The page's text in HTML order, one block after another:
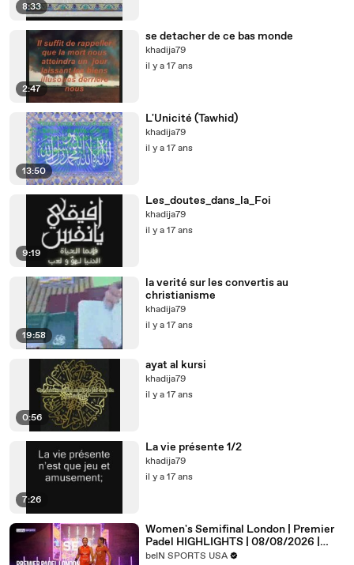
8:33
2:47
se detacher de ce bas monde
khadija79
il y a 17 ans
13:50
L'Unicité (Tawhid)
khadija79
il y a 17 ans
9:19
Les_doutes_dans_la_Foi
khadija79
il y a 17 ans
19:58
la verité sur les convertis au
christianisme
khadija79
il y a 17 ans
0:56
ayat al kursi
khadija79
il y a 17 ans
7:26
La vie présente 1/2
khadija79
il y a 17 ans
Women's Semifinal London | Premier
Padel HIGHLIGHTS | 08/08/2026 |
beIN SPORTS USA
beIN SPORTS USA